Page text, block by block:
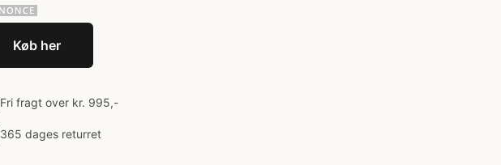
Køb her
Fri fragt over kr. 995,-
365 dages returret